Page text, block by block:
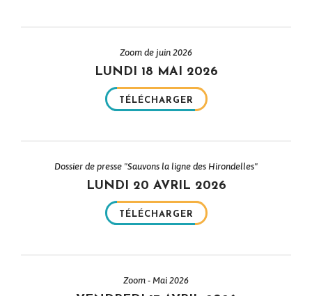
Zoom de juin 2026
LUNDI 18 MAI 2026
TÉLÉCHARGER
Dossier de presse "Sauvons la ligne des Hirondelles"
LUNDI 20 AVRIL 2026
TÉLÉCHARGER
Zoom - Mai 2026